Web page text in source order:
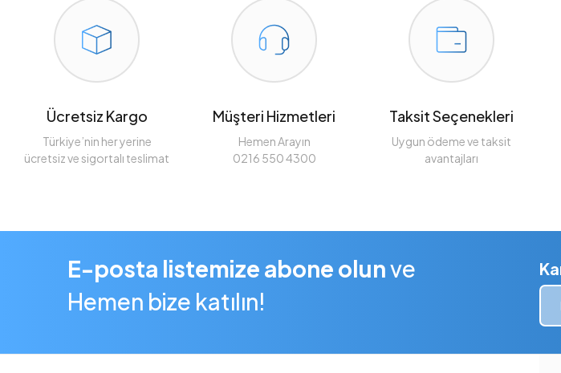
Ücretsiz Kargo
Türkiye’nin her yerine
ücretsiz ve sigortalı teslimat
Müşteri Hizmetleri
Hemen Arayın
0216 550 4300
Taksit Seçenekleri
Uygun ödeme ve taksit
avantajları
E-posta listemize abone olunve
Hemen bize katılın!